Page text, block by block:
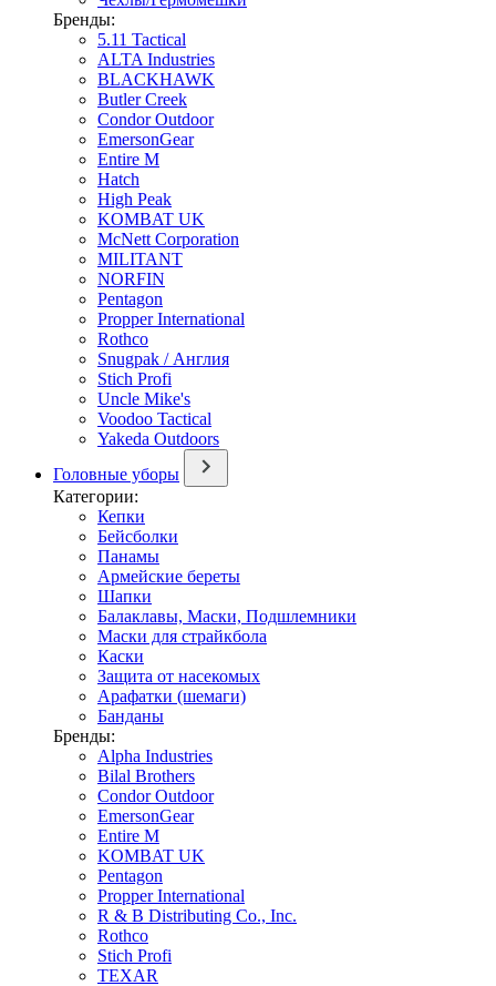
Бренды:
5.11 Tactical
ALTA Industries
BLACKHAWK
Butler Creek
Condor Outdoor
EmersonGear
Entire M
Hatch
High Peak
KOMBAT UK
McNett Corporation
MILITANT
NORFIN
Pentagon
Propper International
Rothco
Snugpak / Англия
Stich Profi
Uncle Mike's
Voodoo Tactical
Yakeda Outdoors
Головные уборы
Категории:
Кепки
Бейсболки
Панамы
Армейские береты
Шапки
Балаклавы, Маски, Подшлемники
Маски для страйкбола
Каски
Защита от насекомых
Арафатки (шемаги)
Банданы
Бренды:
Alpha Industries
Bilal Brothers
Condor Outdoor
EmersonGear
Entire M
KOMBAT UK
Pentagon
Propper International
R & B Distributing Co., Inc.
Rothco
Stich Profi
TEXAR